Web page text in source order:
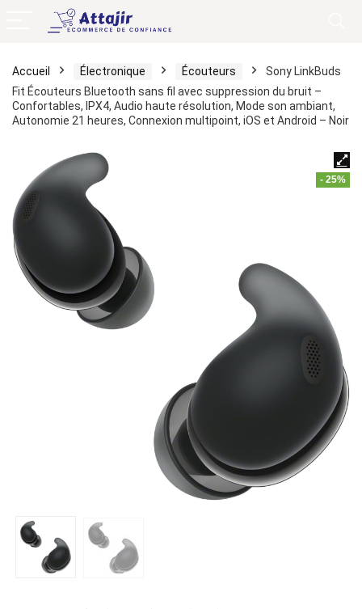
Accueil Électronique Écouteurs
Sony LinkBuds
Fit Écouteurs Bluetooth sans fil avec suppression du bruit –
Confortables, IPX4, Audio haute résolution, Mode son ambiant,
Autonomie 21 heures, Connexion multipoint, iOS et Android – Noir
- 25%